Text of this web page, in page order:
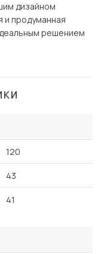
дизайном
и продуманная
решением
120
43
41